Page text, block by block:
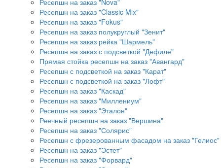
Ресепшн на заказ "Nova"
Ресепшн на заказ "Classic Mix"
Ресепшн на заказ "Fokus"
Ресепшн на заказ полукруглый "Зенит"
Ресепшн на заказ рейка "Шармель"
Ресепшн на заказ с подсветкой "Дефиле"
Прямая стойка ресепшн на заказ "Авангард"
Ресепшн с подсветкой на заказ "Карат"
Ресепшн с подсветкой на заказ "Лофт"
Ресепшн на заказ "Каскад"
Ресепшн на заказ "Миллениум"
Ресепшн на заказ "Эталон"
Реечный ресепшн на заказ "Вершина"
Ресепшн на заказ "Солярис"
Ресепшн с фрезерованным фасадом на заказ "Гелиос"
Ресепшн на заказ "Эстет"
Ресепшн на заказ "Форвард"